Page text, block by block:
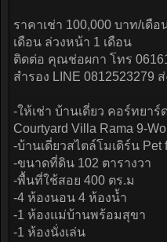
ราคาเช่า 100,000 บาท/เดื
เดือน ล่วงหน้า 1 เดือน
ติดต่อ คุณช่อผกา โทร
สำรอง LINE 0812523279 ส่
-ให้เช่า บ้านเดี่ยว คอร์ทยา
Courtyard Villa Rama 9-
-บ้านเดี่ยวสไตล์โมเดิร์น Pet
-ขนาดที่ดิน 102 ตารางวา
-พื้นที่ใช้สอย 400 ตร.ม
-4 ห้องนอน 4 ห้องน้ำ
-1 ห้องแม่บ้านพร้อมสุขา
-1 ห้องนั่งเล่น